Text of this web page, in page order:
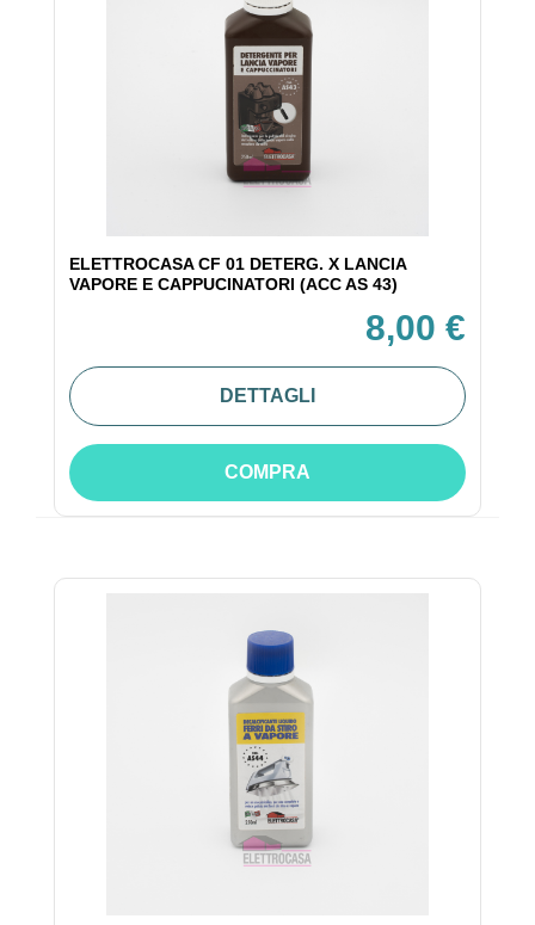
ELETTROCASA CF 01 DETERG. X LANCIA
VAPORE E CAPPUCINATORI (ACC AS 43)
8,00 €
DETTAGLI
COMPRA